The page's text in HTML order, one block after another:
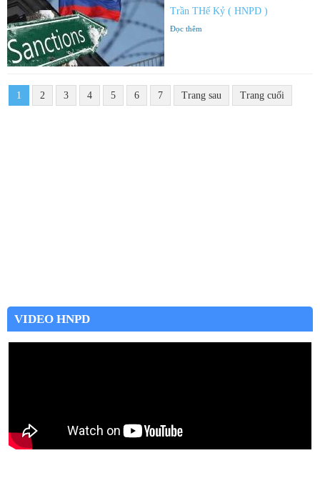
Trần THế Kỷ ( HNPD )
Đọc thêm
1 2 3 4 5 6 7 Trang sau Trang cuối
VIDEO HNPD